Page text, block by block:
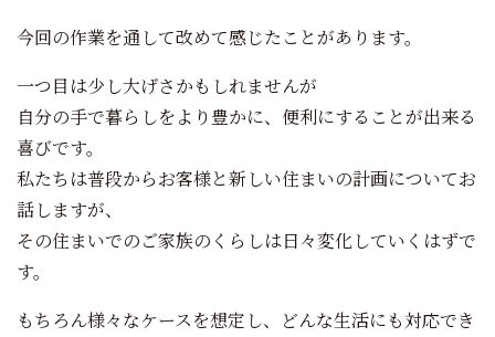
今回の作業を通して改めて感じたことがあります。
一つ目は少し大げさかもしれませんが
自分の手で暮らしをより豊かに、便利にすることが出来る
喜びです。
私たちは普段からお客様と新しい住まいの計画についてお
話しますが、
その住まいでのご家族のくらしは日々変化していくはずで
す。
もちろん様々なケースを想定し、どんな生活にも対応でき